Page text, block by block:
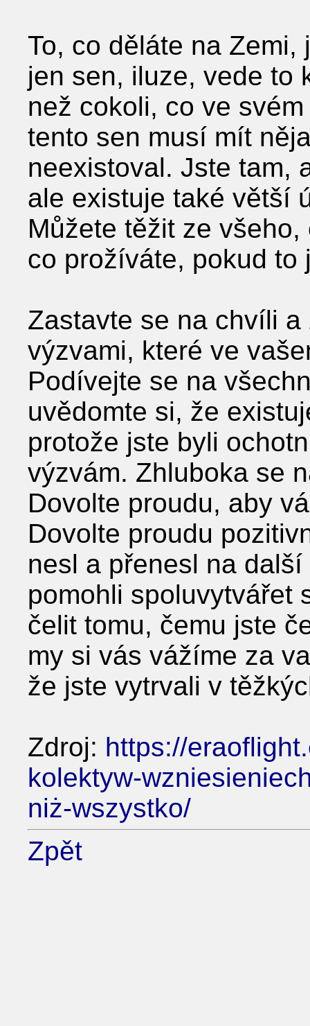
To, co děláte na
jen sen, iluze, vede to
než cokoli, co ve
tento sen musí mít
neexistoval. Jste tam,
ale existuje také větší
Můžete těžit ze
co prožíváte, pokud to
Zastavte se na chvíli
výzvami, které ve
Podívejte se na
uvědomte si, že
protože jste byli
výzvám. Zhluboka se
Dovolte proudu, aby
Dovolte proudu
nesl a přenesl na
pomohli spoluvytvářet
čelit tomu, čemu jste
my si vás vážíme za
že jste vytrvali v
Zdroj: https://
kolektyw-
niż-wszystko/
Zpět